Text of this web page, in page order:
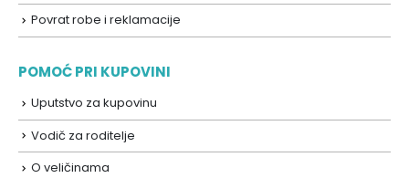
Povrat robe i reklamacije
POMOĆ PRI KUPOVINI
Uputstvo za kupovinu
Vodič za roditelje
O veličinama